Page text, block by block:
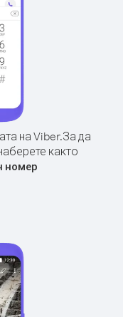
на Viber.За да
както
номер